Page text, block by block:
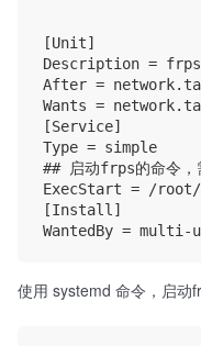
[Unit]
Description = frps
After =
Wants =
[Service]
Type = simple
## 启动frps的命令，
ExecStart = /
[Install]
使用 systemd 命令，启动